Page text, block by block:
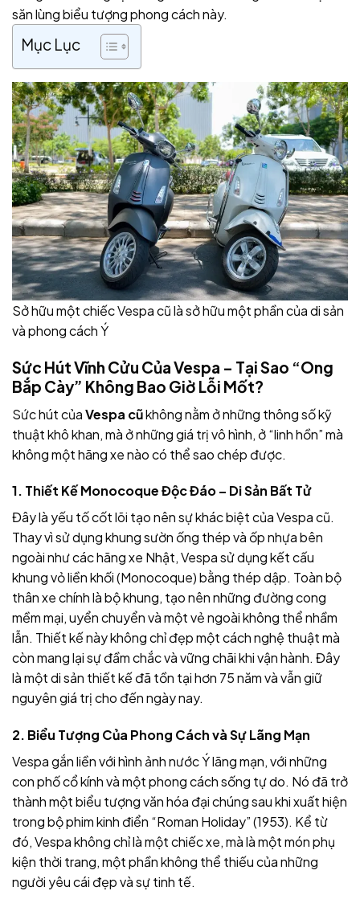
săn lùng biểu tượng phong cách này.
Mục Lục
Sở hữu một chiếc Vespa cũ là sở hữu một phần của di sản
và phong cách Ý
Sức Hút Vĩnh Cửu Của Vespa – Tại Sao “Ong
Bắp Cày” Không Bao Giờ Lỗi Mốt?
Sức hút củaVespa cũkhông nằm ở những thông số kỹ
thuật khô khan, mà ở những giá trị vô hình, ở “linh hồn” mà
không một hãng xe nào có thể sao chép được.
1. Thiết Kế Monocoque Độc Đáo – Di Sản Bất Tử
Đây là yếu tố cốt lõi tạo nên sự khác biệt của Vespa cũ.
Thay vì sử dụng khung sườn ống thép và ốp nhựa bên
ngoài như các hãng xe Nhật, Vespa sử dụng kết cấu
khung vỏ liền khối (Monocoque) bằng thép dập. Toàn bộ
thân xe chính là bộ khung, tạo nên những đường cong
mềm mại, uyển chuyển và một vẻ ngoài không thể nhầm
lẫn. Thiết kế này không chỉ đẹp một cách nghệ thuật mà
còn mang lại sự đầm chắc và vững chãi khi vận hành. Đây
là một di sản thiết kế đã tồn tại hơn 75 năm và vẫn giữ
nguyên giá trị cho đến ngày nay.
2. Biểu Tượng Của Phong Cách và Sự Lãng Mạn
Vespa gắn liền với hình ảnh nước Ý lãng mạn, với những
con phố cổ kính và một phong cách sống tự do. Nó đã trở
thành một biểu tượng văn hóa đại chúng sau khi xuất hiện
trong bộ phim kinh điển “Roman Holiday” (1953). Kể từ
đó, Vespa không chỉ là một chiếc xe, mà là một món phụ
kiện thời trang, một phần không thể thiếu của những
người yêu cái đẹp và sự tinh tế.